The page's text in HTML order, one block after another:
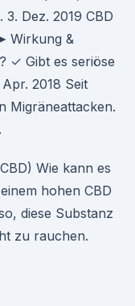
3. Dez. 2019 CBD
Wirkung &
✓ Gibt es seriöse
2018 Seit
Migräneattacken.
Wie kann es
hohen CBD
diese Substanz
zu rauchen.